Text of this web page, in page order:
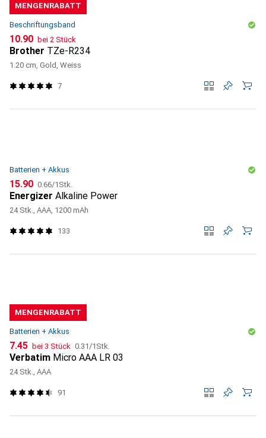
MENGENRABATT
Beschriftungsband
CHF
10.90 bei 2 Stück
Brother TZe-R234
1.20 cm, Gold, Weiss
7
Batterien + Akkus
CHF
15.90 CHF
0.66/1Stk.
Energizer Alkaline Power
24 Stk., AAA, 1200 mAh
133
MENGENRABATT
Batterien + Akkus
CHF
7.45 bei 3 Stück CHF
0.31/1Stk.
Verbatim Micro AAA LR 03
24 Stk., AAA
91